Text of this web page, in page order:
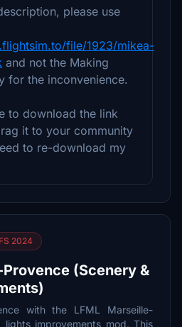
please use
file/1923/mikea-
and not the Making
for the inconvenience.
to download the link
it to your community
to re-download my
2024
(Scenery &
with the LFML Marseille-
lights improvements mod. This